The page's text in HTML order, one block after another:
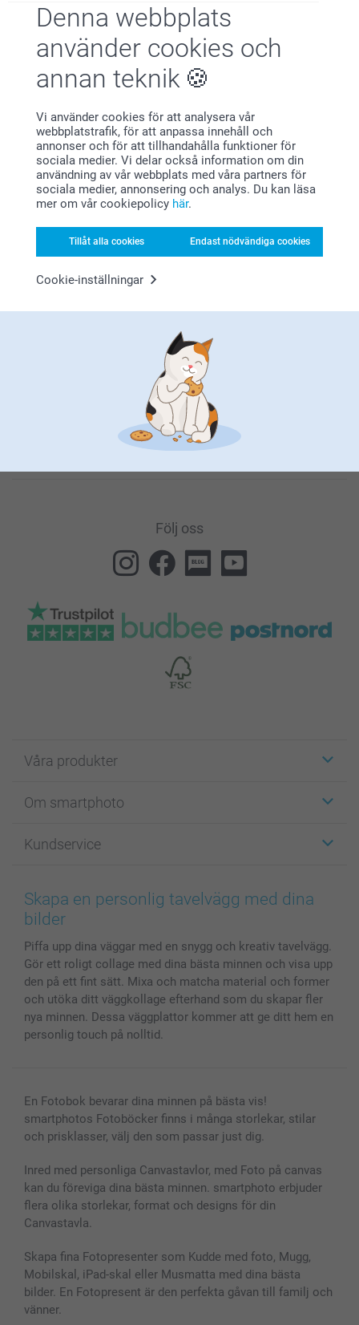
Denna webbplats
använder cookies och
annan teknik
Vi använder cookies för att analysera vår
webbplatstrafik, för att anpassa innehåll och
annonser och för att tillhandahålla funktioner för
sociala medier. Vi delar också information om din
användning av vår webbplats med våra partners för
sociala medier, annonsering och analys. Du kan läsa
mer om vår cookiepolicy här.
Tillåt alla cookies Endast nödvändiga cookies
Cookie-inställningar
Förstklassig kundservice
Ange din e-postadress här
Registrera dig
Genom att prenumerera på vårt nyhetsbrev får du den senaste
informationen om våra produkter och specialerbjudanden. Det
innebär också att du godkänner vår Allmänna integritetspolicy
Du kan när som helst avregistrera dig genom att klicka på
länken som finns längst ned i alla våra nyhetsbrev.
Följ oss
Våra produkter
Fotokort
Fotoböcker
Bilder, Fotoförstoring & Fotohäften
Skal till Mobil & Surfplatta
Fotoalmanackor & Fotoagenda
Fotoramar & Tillbehör
Presentkort
Alla fotoprodukter
Om smartphoto
För affiliates
Cookie Policy
Sitemap
Investor Relations
Kundservice
smartgaranti
smartbonus
Status på beställningar
Skapa en personlig tavelvägg med dina
bilder
Piffa upp dina väggar med en snygg och kreativ tavelvägg.
Gör ett roligt collage med dina bästa minnen och visa upp
den på ett fint sätt. Mixa och matcha material och former
och utöka ditt väggkollage efterhand som du skapar fler
nya minnen. Dessa väggplattor kommer att ge ditt hem en
personlig touch på nolltid.
En Fotobok bevarar dina minnen på bästa vis!
smartphotos Fotoböcker finns i många storlekar, stilar
och prisklasser, välj den som passar just dig.
Inred med personliga Canvastavlor, med Foto på canvas
kan du föreviga dina bästa minnen. smartphoto erbjuder
flera olika storlekar, format och designs för din
Canvastavla.
Skapa fina Fotopresenter som Kudde med foto, Mugg,
Mobilskal, iPad-skal eller Musmatta med dina bästa
bilder. En Fotopresent är den perfekta gåvan till familj och
vänner.